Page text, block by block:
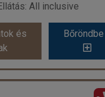
és
Bőröndbe
All inclusive
és
Bőröndbe
VILLAGE ***+